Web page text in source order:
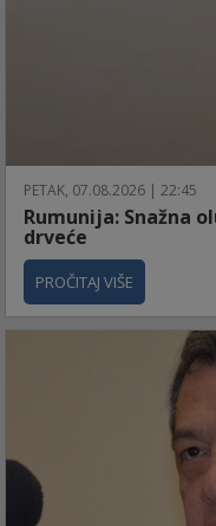
PETAK, 07.08.2026 | 22:45
Rumunija: Snažna
drveće
PROČITAJ VIŠE